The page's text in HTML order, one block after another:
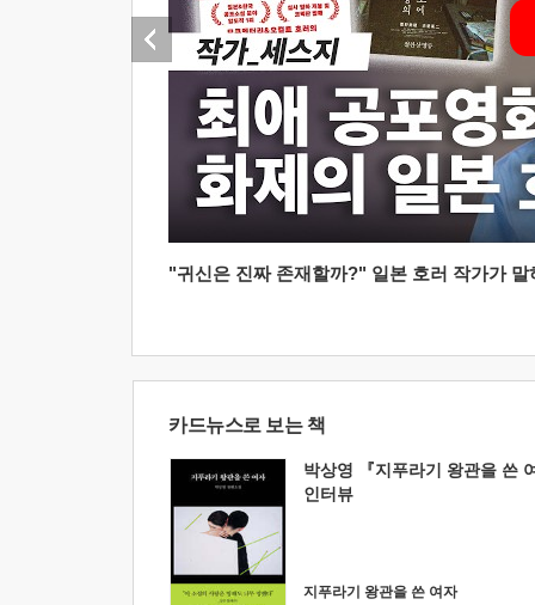
"귀신은 진짜 존재할까?" 일본 호러 작가가
카드뉴스로 보는 책
박상영 『지푸라기 왕관을 쓴
인터뷰
지푸라기 왕관을 쓴 여자